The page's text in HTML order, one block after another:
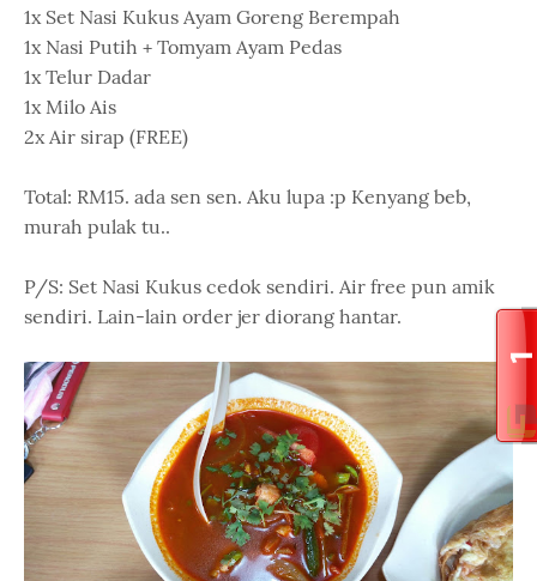
1x Set Nasi Kukus Ayam Goreng Berempah
1x Nasi Putih + Tomyam Ayam Pedas
1x Telur Dadar
1x Milo Ais
2x Air sirap (FREE)
Total: RM15. ada sen sen. Aku lupa :p Kenyang beb,
murah pulak tu..
P/S: Set Nasi Kukus cedok sendiri. Air free pun amik
sendiri. Lain-lain order jer diorang hantar.